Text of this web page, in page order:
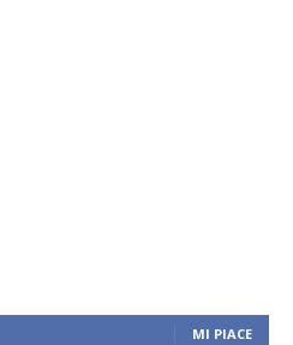
MI PIACE